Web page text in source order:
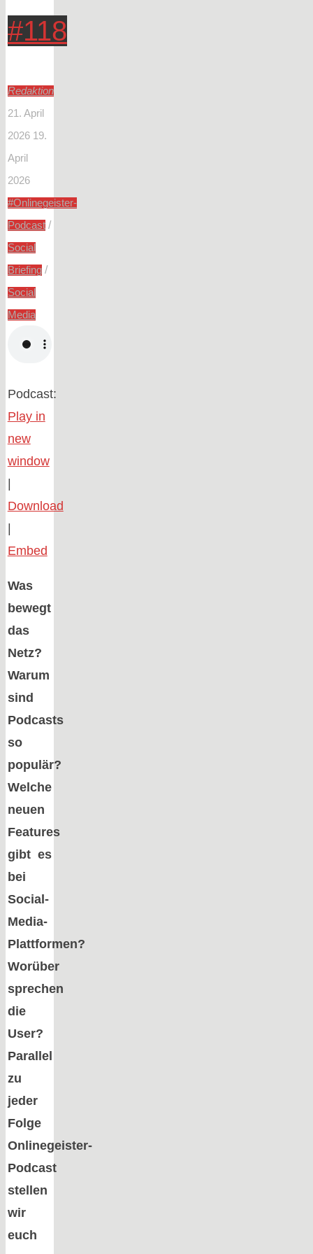
#118
Redaktion
21. April
2026 19.
April
2026
#Onlinegeister-
Podcast/
Social
Briefing/
Social
Media
Podcast:
Play in
new
window
|
Download
|
Embed
Was
bewegt
das
Netz?
Warum
sind
Podcasts
so
populär?
Welche
neuen
Features
gibt es
bei
Social-
Media-
Plattformen?
Worüber
sprechen
die
User?
Parallel
zu
jeder
Folge
Onlinegeister-
Podcast
stellen
wir
euch